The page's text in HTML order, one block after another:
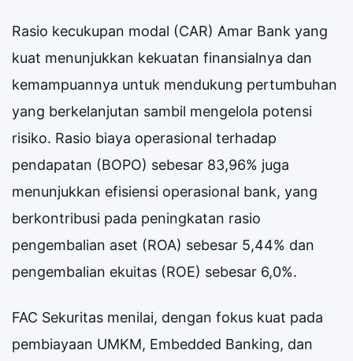
Rasio kecukupan modal (CAR) Amar Bank yang
kuat menunjukkan kekuatan finansialnya dan
kemampuannya untuk mendukung pertumbuhan
yang berkelanjutan sambil mengelola potensi
risiko. Rasio biaya operasional terhadap
pendapatan (BOPO) sebesar 83,96% juga
menunjukkan efisiensi operasional bank, yang
berkontribusi pada peningkatan rasio
pengembalian aset (ROA) sebesar 5,44% dan
pengembalian ekuitas (ROE) sebesar 6,0%.
FAC Sekuritas menilai, dengan fokus kuat pada
pembiayaan UMKM, Embedded Banking, dan